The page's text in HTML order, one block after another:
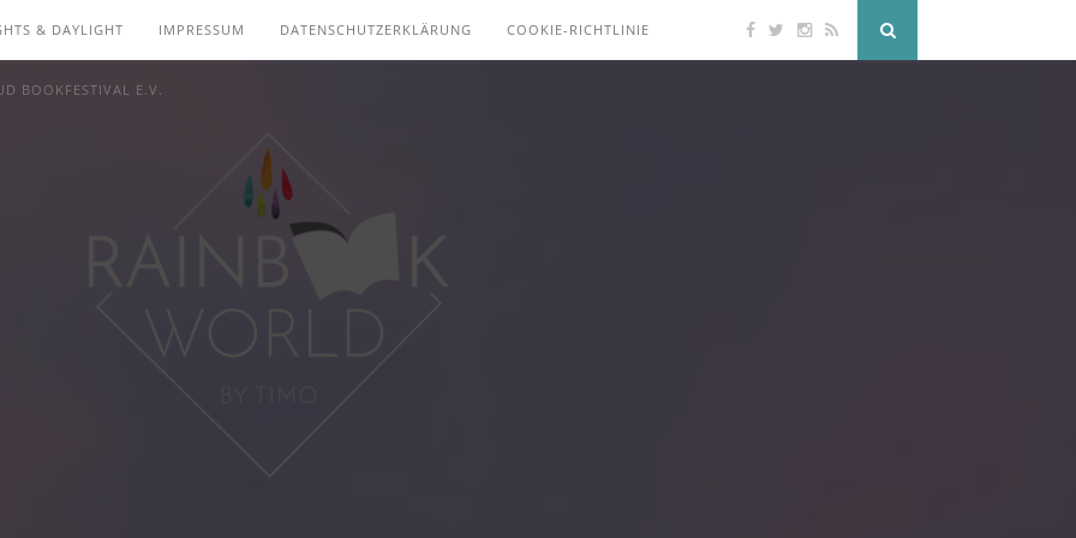
& DAYLIGHT IMPRESSUM DATENSCHUTZERKLÄRUNG COOKIE-RICHTLINIE
BOOKFESTIVAL E.V.